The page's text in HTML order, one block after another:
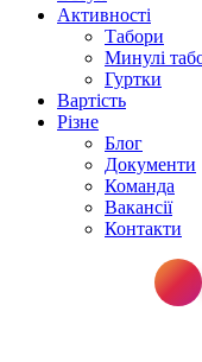
Активності
Табори
Минулі
Гуртки
Вартість
Різне
Блог
Документи
Команда
Вакансії
Контакти